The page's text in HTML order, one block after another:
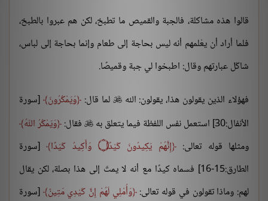
قالوا هذه مشاكلة، فالجبة والقميص ما تطبخ، لكن هم عبروا بالطبخ،
فلما أراد أن يعْلمهم أنه ليس بحاجة إلى طعام وإنما بحاجة إلى لباس،
شاكَل عبارتهم وقال: اطبخوا لي جبة وقميصًا.
فهؤلاء الذين يقولون هذا، يقولون: الله لما قال: وَيَمْكُرُونَ [سورة
الأنفال:30] استعمل نفس اللفظة فيما يتعلق به
 فقال: وَيَمْكُرُ اللّهُ
ومثلها قوله تعالى: إِنَّهُمْ يَكِيدُونَ كَيْدًا ۝ وَأَكِيدُ كَيْدًا
[سورة
الطارق:15-16] فسماه كيدًا مع أنه لا يمتّ إلى هذا بصلة، لكن يقال
لهم: وماذا تقولون في قوله تعالى: وَأُمْلِي لَهُمْ إِنَّ كَيْدِي مَتِينٌ [سورة